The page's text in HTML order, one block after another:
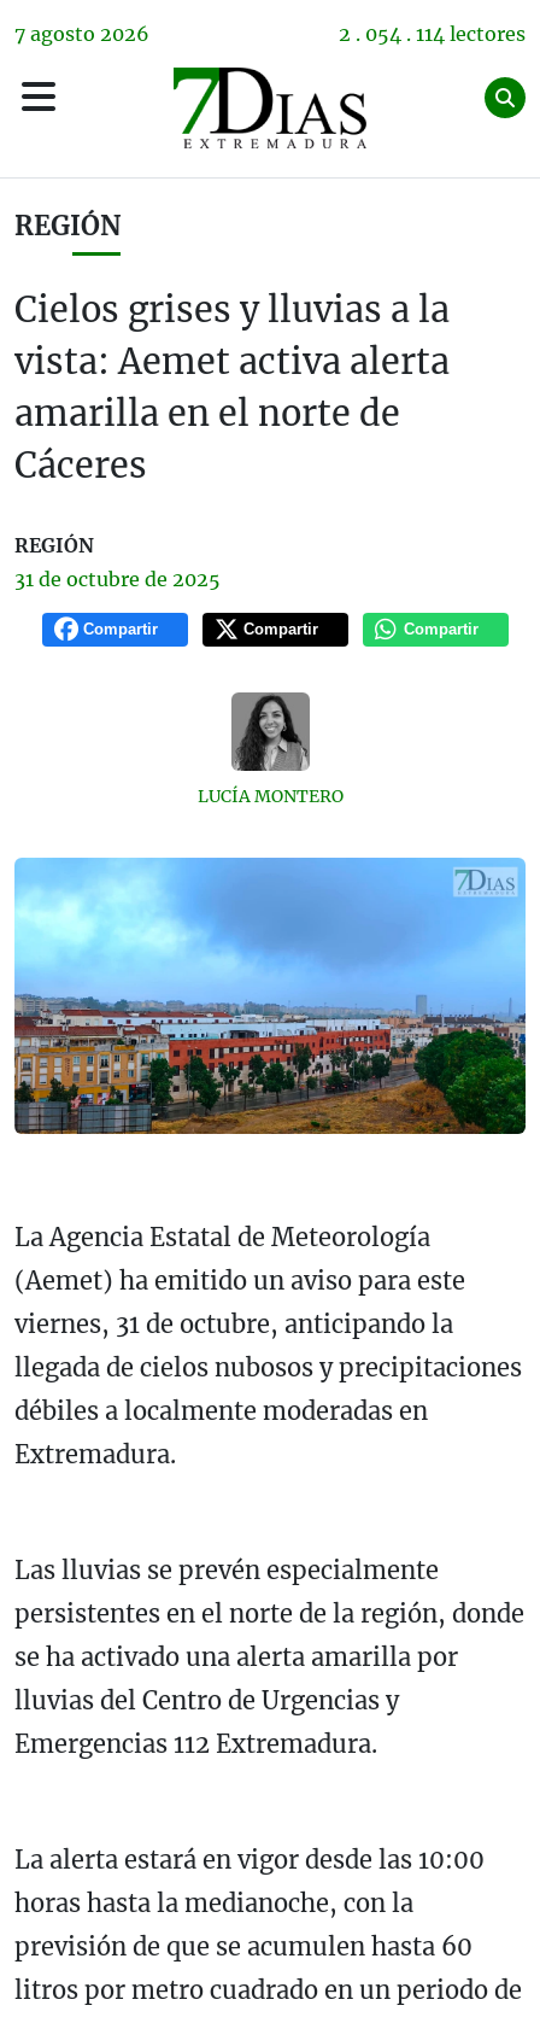
7 agosto 2026 2 . 054 . 114 lectores
REGIÓN
Cielos grises y lluvias a la
vista: Aemet activa alerta
amarilla en el norte de
Cáceres
REGIÓN
31 de octubre de 2025
Compartir Compartir Compartir
LUCÍA MONTERO
La Agencia Estatal de Meteorología
(Aemet) ha emitido un aviso para este
viernes, 31 de octubre, anticipando la
llegada de cielos nubosos y precipitaciones
débiles a localmente moderadas en
Extremadura.
Las lluvias se prevén especialmente
persistentes en el norte de la región, donde
se ha activado una alerta amarilla por
lluvias del Centro de Urgencias y
Emergencias 112 Extremadura.
La alerta estará en vigor desde las 10:00
horas hasta la medianoche, con la
previsión de que se acumulen hasta 60
litros por metro cuadrado en un periodo de